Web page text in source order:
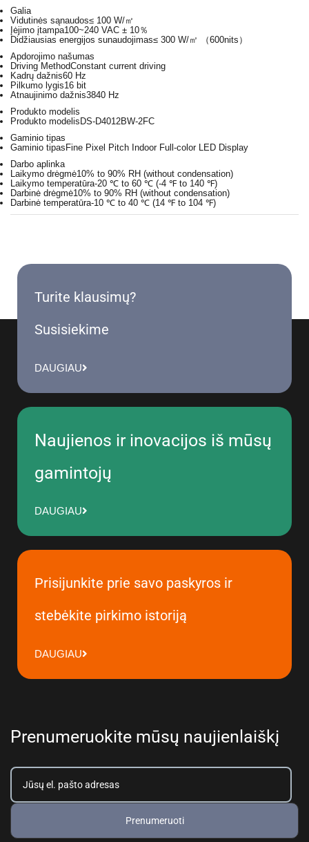
Galia
Vidutinės sąnaudos≤ 100 W/㎡
Įėjimo įtampa100~240 VAC ± 10％
Didžiausias energijos sunaudojimas≤ 300 W/㎡ （600nits）
Apdorojimo našumas
Driving MethodConstant current driving
Kadrų dažnis60 Hz
Pilkumo lygis16 bit
Atnaujinimo dažnis3840 Hz
Produkto modelis
Produkto modelis DS-D4012BW-2FC
Gaminio tipas
Gaminio tipas Fine Pixel Pitch Indoor Full-color LED Display
Darbo aplinka
Laikymo drėgmė10% to 90% RH (without condensation)
Laikymo temperatūra-20 ℃ to 60 ℃ (-4 ℉ to 140 ℉)
Darbinė drėgmė10% to 90% RH (without condensation)
Darbinė temperatūra-10 ℃ to 40 ℃ (14 ℉ to 104 ℉)
Turite klausimų?
Susisiekime
DAUGIAU
Naujienos ir inovacijos iš mūsų
gamintojų
DAUGIAU
Prisijunkite prie savo paskyros ir
stebėkite pirkimo istoriją
DAUGIAU
Prenumeruokite mūsų naujienlaiškį
Prenumeruoti